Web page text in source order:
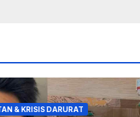
& KRISIS DARURAT